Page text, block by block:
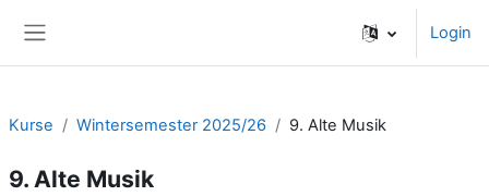
Login
Kurse Wintersemester 2025/26 9. Alte Musik
9. Alte Musik